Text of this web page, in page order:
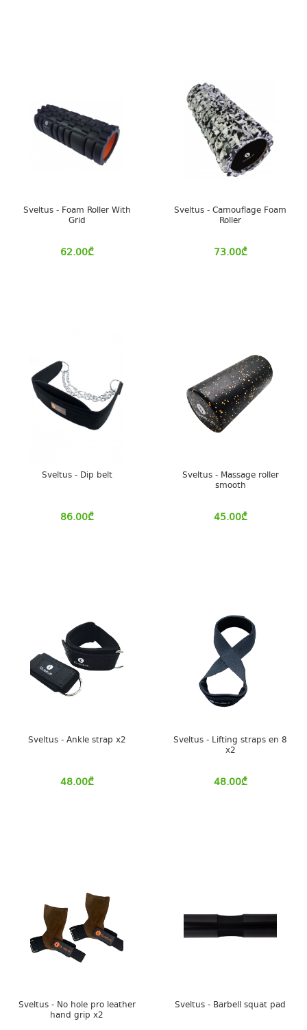
Sveltus - Foam Roller With
Grid
62.00₾
Sveltus - Camouflage Foam
Roller
73.00₾
Sveltus - Dip belt
86.00₾
Sveltus - Massage roller
smooth
45.00₾
Sveltus - Ankle strap x2
48.00₾
Sveltus - Lifting straps en 8
x2
48.00₾
Sveltus - No hole pro leather
hand grip x2
Sveltus - Barbell squat pad